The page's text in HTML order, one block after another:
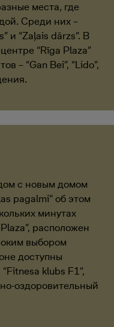
места, где
Среди них –
и “Zaļais dārzs”. В
“Rīga Plaza”
– “Gan Bei”, “Lido”,
с новым домом
pagalmi” об этом
минутах
расположен
выбором
доступны
klubs F1”,
оздоровительный